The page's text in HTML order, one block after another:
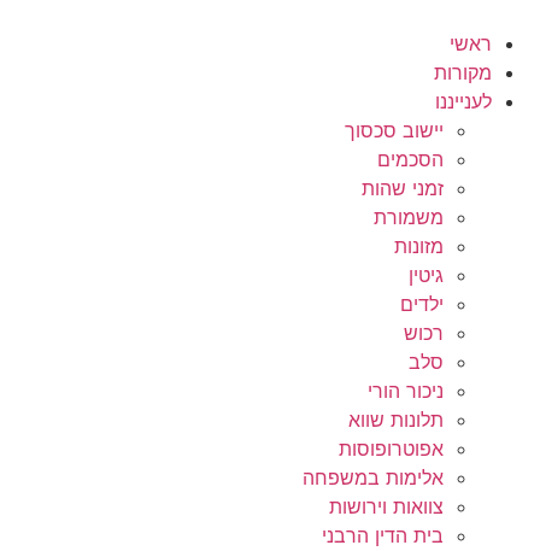
לתוכן
ראשי
מקורות
לענייננו
יישוב סכסוך
הסכמים
זמני שהות
משמורת
מזונות
גיטין
ילדים
רכוש
סלב
ניכור הורי
תלונות שווא
אפוטרופוסות
אלימות במשפחה
צוואות וירושות
בית הדין הרבני